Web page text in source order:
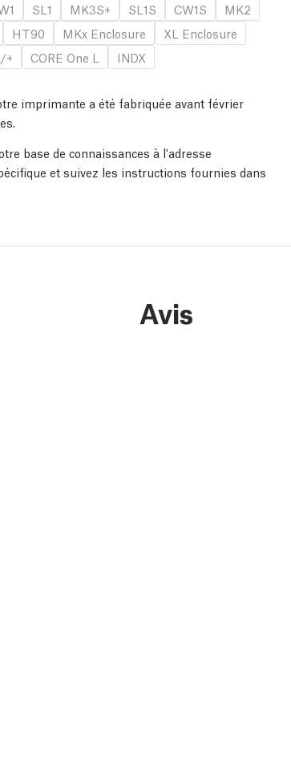
SL1 MK3S+ SL1S CW1S
MK2
HT90 MKx Enclosure
XL Enclosure
+ CORE One L INDX
imprimante a été fabriquée avant février
base de connaissances à l'adresse
et suivez les instructions fournies dans
Avis